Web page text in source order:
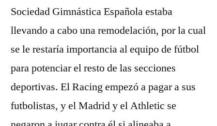
Sociedad Gimnástica Española estaba
llevando a cabo una remodelación, por la cual
se le restaría importancia al equipo de fútbol
para potenciar el resto de las secciones
deportivas. El Racing empezó a pagar a sus
futbolistas, y el Madrid y el Athletic se